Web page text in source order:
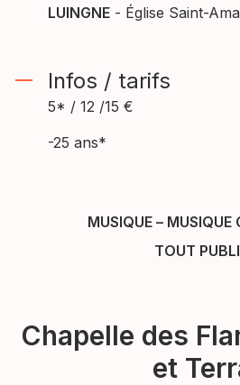
LUINGNE - Église Saint-
Infos / tarifs
5* / 12 /15 €
-25 ans*
MUSIQUE – MUSIQUE
TOUT
Chapelle des
et